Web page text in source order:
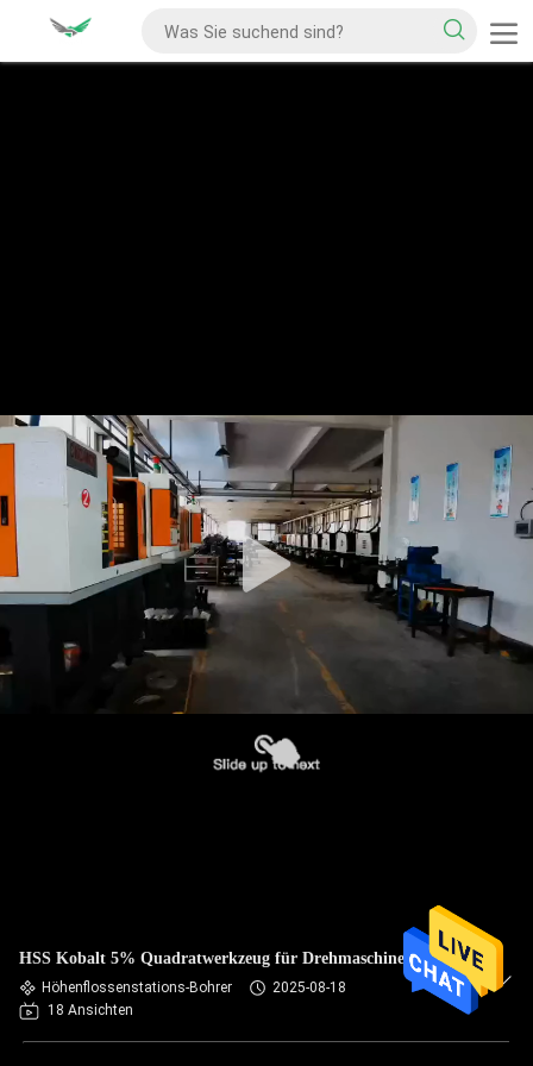
HSS Kobalt 5% Quadratwerkzeug für Drehmaschinen
Höhenflossenstations-Bohrer
2025-08-18
18 Ansichten